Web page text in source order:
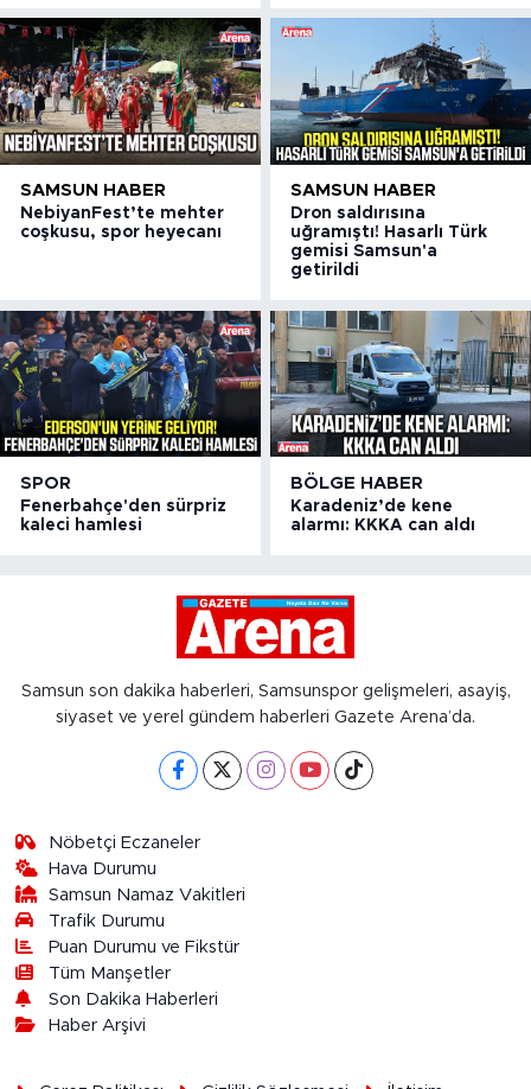
SAMSUN HABER
NebiyanFest’te mehter
coşkusu, spor heyecanı
SAMSUN HABER
Dron saldırısına
uğramıştı! Hasarlı Türk
gemisi Samsun'a
getirildi
SPOR
Fenerbahçe'den sürpriz
kaleci hamlesi
BÖLGE HABER
Karadeniz’de kene
alarmı: KKKA can aldı
Samsun son dakika haberleri, Samsunspor gelişmeleri, asayiş,
siyaset ve yerel gündem haberleri Gazete Arena’da.
Nöbetçi Eczaneler
Hava Durumu
Samsun Namaz Vakitleri
Trafik Durumu
Puan Durumu ve Fikstür
Tüm Manşetler
Son Dakika Haberleri
Haber Arşivi